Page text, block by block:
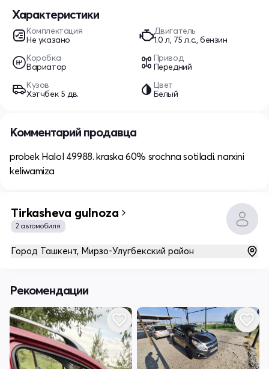
Характеристики
Комплектация
Не указано
Двигатель
1.0 л, 75 л.с., бензин
Коробка
Вариатор
Привод
Передний
Кузов
Хэтчбек 5 дв.
Цвет
Белый
Комментарий продавца
probek Halol 49988. kraska 60% srochna sotiladi. narxini
keliwamiza
Tirkasheva gulnoza
2 автомобиля
Город Ташкент, Мирзо-Улугбекский район
Рекомендации